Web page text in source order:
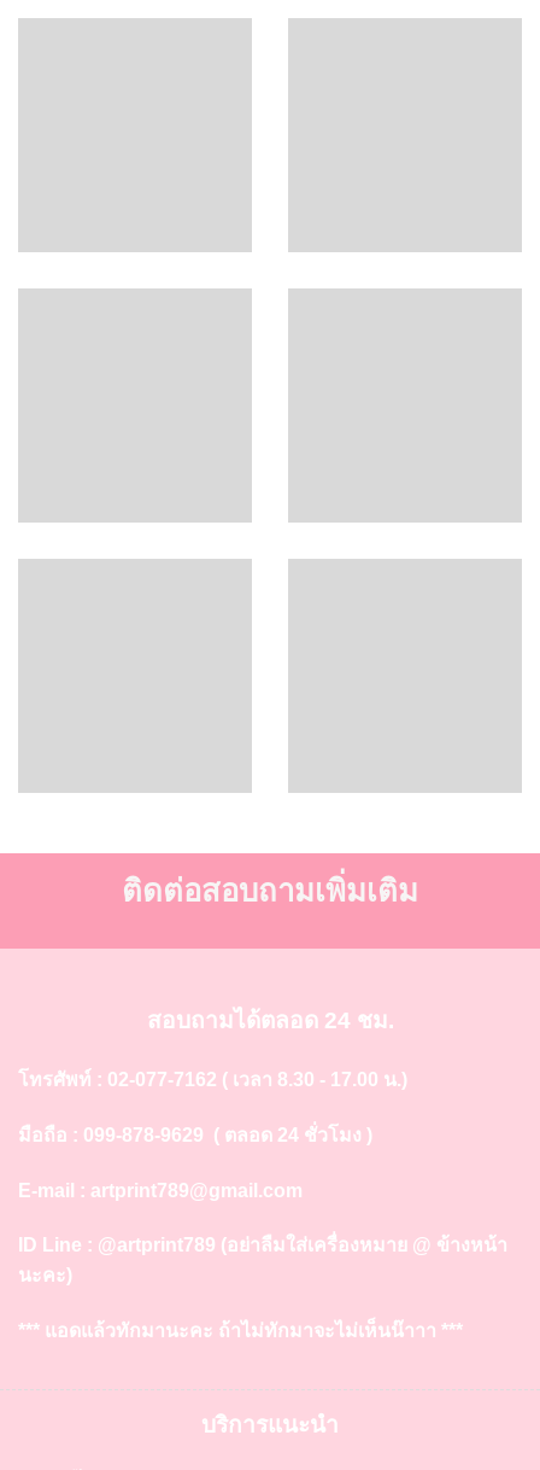
ติดต่อสอบถามเพิ่มเติม
สอบถามได้ตลอด 24 ชม.
โทรศัพท์ : 02-077-7162 ( เวลา 8.30 - 17.00 น.)
มือถือ : 099-878-9629 ( ตลอด 24 ชั่วโมง )
E-mail : artprint789@gmail.com
ID Line : @artprint789 (อย่าลืมใส่เครื่องหมาย @ ข้างหน้า
นะคะ)
*** แอดแล้วทักมานะคะ ถ้าไม่ทักมาจะไม่เห็นน๊าาา ***
บริการแนะนำ